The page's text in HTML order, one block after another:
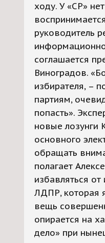
ходу. У «СР»
руководитель
соглашается
Виноградов.
избирателя, –
партиям,
попасть».
новые лозунги
основного
обращать
полагает
избавляться
ЛДПР, которая
вещь
опирается на
дело» при